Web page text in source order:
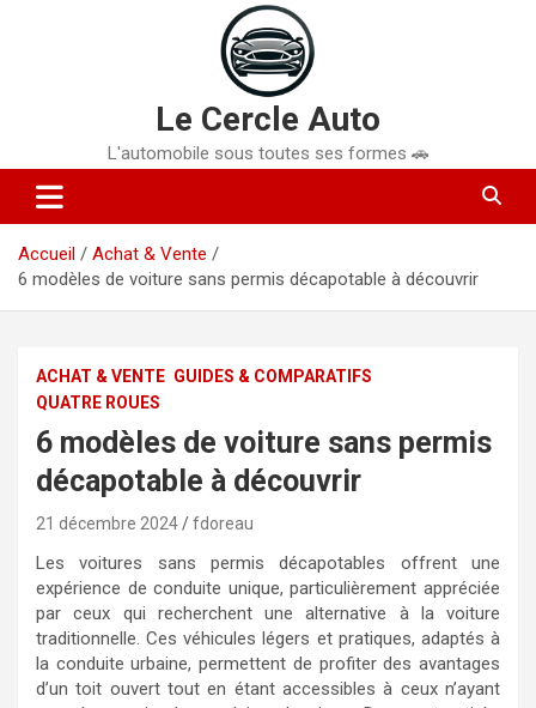
Le Cercle Auto
L'automobile sous toutes ses formes 🚗
Accueil
Achat & Vente
6 modèles de voiture sans permis décapotable à découvrir
ACHAT & VENTE GUIDES & COMPARATIFS
QUATRE ROUES
6 modèles de voiture sans permis
décapotable à découvrir
21 décembre 2024 fdoreau
Les voitures sans permis décapotables offrent une
expérience de conduite unique, particulièrement appréciée
par ceux qui recherchent une alternative à la voiture
traditionnelle. Ces véhicules légers et pratiques, adaptés à
la conduite urbaine, permettent de profiter des avantages
d’un toit ouvert tout en étant accessibles à ceux n’ayant